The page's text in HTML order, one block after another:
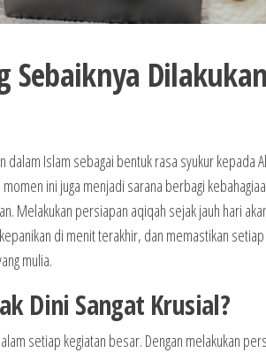
Sebaiknya Dilakukan
Islam sebagai bentuk rasa syukur kepada
ini juga menjadi sarana berbagi
Melakukan persiapan aqiqah sejak jauh hari
di menit terakhir, dan memastikan
mulia.
Dini Sangat Krusial?
setiap kegiatan besar. Dengan melakukan